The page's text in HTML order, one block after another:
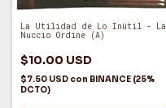
La Utilidad de Lo Inútil - La
Nuccio Ordine (A)
$10.00 USD
$7.50 USD con BINANCE (25%
DCTO)